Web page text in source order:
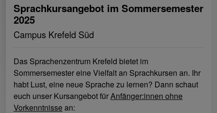
Sprachkursangebot im Sommersemester
2025
Campus Krefeld Süd
Das Sprachenzentrum Krefeld bietet im
Sommersemester eine Vielfalt an Sprachkursen an. Ihr
habt Lust, eine neue Sprache zu lernen? Dann schaut
euch unser Kursangebot fürAnfänger:innen ohne
Vorkenntnisse an: